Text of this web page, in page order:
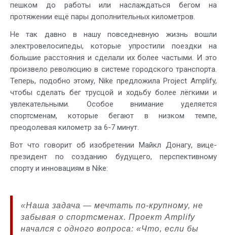
пешком до работы или наслаждаться бегом на
протяжении ещё пары дополнительных километров.
Не так давно в нашу повседневную жизнь вошли
электровелосипеды, которые упростили поездки на
большие расстояния и сделали их более частыми. И это
произвело революцию в системе городского транспорта.
Теперь, подобно этому, Nike предложила Project Amplify,
чтобы сделать бег трусцой и ходьбу более лёгкими и
увлекательными. Особое внимание уделяется
спортсменам, которые бегают в низком темпе,
преодолевая километр за 6-7 минут.
Вот что говорит об изобретении Майкл Донагу, вице-
президент по созданию будущего, перспективному
спорту и инновациям в Nike:
«Наша задача — мечтать по-крупному, не
забывая о спортсменах. Проект Amplify
начался с одного вопроса: «Что, если бы